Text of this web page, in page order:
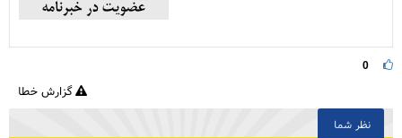
0
گزارش خطا
نظر شما